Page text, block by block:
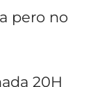
pero no
20H